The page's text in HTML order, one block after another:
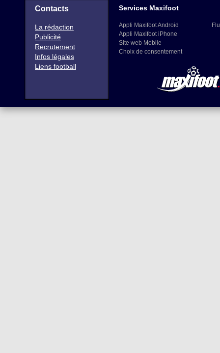
Contacts
La rédaction
Publicité
Recrutement
Infos légales
Liens football
Services Maxifoot
Appli Maxifoot Android
Appli Maxifoot iPhone
Site web Mobile
Choix de consentement